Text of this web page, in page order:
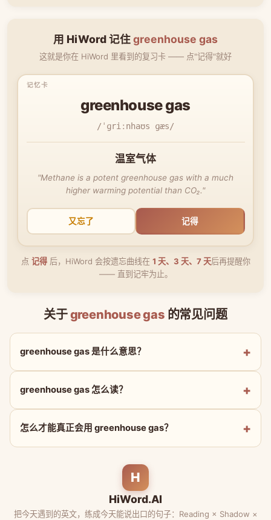
用 HiWord 记住greenhouse gas
这就是你在 HiWord 里看到的复习卡 —— 点"记得"就好
greenhouse gas
/ˈɡriːnhaʊs ɡæs/
温室气体
"Methane is a potent greenhouse gas with a much
higher warming potential than CO₂."
又忘了 记得
点 记得后，HiWord 会按遗忘曲线在 1 天、3 天、7 天后再提醒你
—— 直到记牢为止。
关于greenhouse gas 的常见问题
greenhouse gas 是什么意思？
greenhouse gas 怎么读？
怎么才能真正会用 greenhouse gas？
H
HiWord.AI
把今天遇到的英文，练成今天能说出口的句子：Reading × Shadow ×